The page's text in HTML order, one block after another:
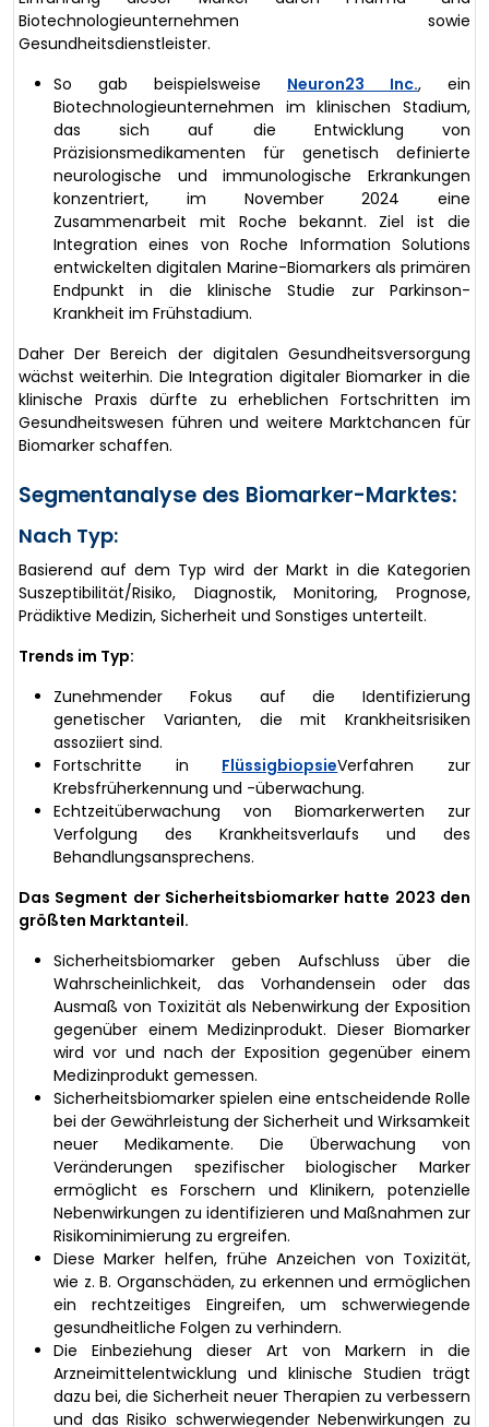
Biotechnologieunternehmen sowie
Gesundheitsdienstleister.
So gab beispielsweise Neuron23 Inc., ein
Biotechnologieunternehmen im klinischen Stadium,
das sich auf die Entwicklung von
Präzisionsmedikamenten für genetisch definierte
neurologische und immunologische Erkrankungen
konzentriert, im November 2024 eine
Zusammenarbeit mit Roche bekannt. Ziel ist die
Integration eines von Roche Information Solutions
entwickelten digitalen Marine-Biomarkers als primären
Endpunkt in die klinische Studie zur Parkinson-
Krankheit im Frühstadium.
Daher Der Bereich der digitalen Gesundheitsversorgung
wächst weiterhin. Die Integration digitaler Biomarker in die
klinische Praxis dürfte zu erheblichen Fortschritten im
Gesundheitswesen führen und weitere Marktchancen für
Biomarker schaffen.
Segmentanalyse des Biomarker-Marktes:
Nach Typ:
Basierend auf dem Typ wird der Markt in die Kategorien
Suszeptibilität/Risiko, Diagnostik, Monitoring, Prognose,
Prädiktive Medizin, Sicherheit und Sonstiges unterteilt.
Trends im Typ:
Zunehmender Fokus auf die Identifizierung
genetischer Varianten, die mit Krankheitsrisiken
assoziiert sind.
Fortschritte in FlüssigbiopsieVerfahren zur
Krebsfrüherkennung und -überwachung.
Echtzeitüberwachung von Biomarkerwerten zur
Verfolgung des Krankheitsverlaufs und des
Behandlungsansprechens.
Das Segment der Sicherheitsbiomarker hatte 2023 den
größten Marktanteil.
Sicherheitsbiomarker geben Aufschluss über die
Wahrscheinlichkeit, das Vorhandensein oder das
Ausmaß von Toxizität als Nebenwirkung der Exposition
gegenüber einem Medizinprodukt. Dieser Biomarker
wird vor und nach der Exposition gegenüber einem
Medizinprodukt gemessen.
Sicherheitsbiomarker spielen eine entscheidende Rolle
bei der Gewährleistung der Sicherheit und Wirksamkeit
neuer Medikamente. Die Überwachung von
Veränderungen spezifischer biologischer Marker
ermöglicht es Forschern und Klinikern, potenzielle
Nebenwirkungen zu identifizieren und Maßnahmen zur
Risikominimierung zu ergreifen.
Diese Marker helfen, frühe Anzeichen von Toxizität,
wie z. B. Organschäden, zu erkennen und ermöglichen
ein rechtzeitiges Eingreifen, um schwerwiegende
gesundheitliche Folgen zu verhindern.
Die Einbeziehung dieser Art von Markern in die
Arzneimittelentwicklung und klinische Studien trägt
dazu bei, die Sicherheit neuer Therapien zu verbessern
und das Risiko schwerwiegender Nebenwirkungen zu